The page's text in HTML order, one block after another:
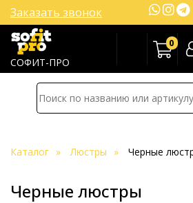
СОФИТ-ПРО
Заказать звонок
0
Каталог Люстры Черные
Черные люстры